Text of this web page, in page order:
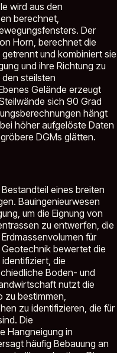
wird aus den
berechnet,
Der
Horn, berechnet die
und kombiniert sie
und ihre Richtung zu
steilsten
Gelände erzeugt
sich 90 Grad
hängt
höher aufgelöste Daten
DGMs glätten.
eines breiten
Bauingenieurwesen
um die Eignung von
zu entwerfen, die
für
bewertet die
die
Boden- und
nutzt die
zu bestimmen,
zu identifizieren, die für
Die
Hangneigung in
häufig Bebauung an